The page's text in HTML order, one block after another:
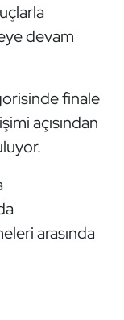
devam
finale
açısından
arasında